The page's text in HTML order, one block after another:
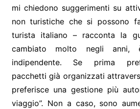
mi chiedono suggerimenti su
non turistiche che si possono
turista italiano – racconta la
cambiato molto negli anni,
indipendente. Se prima
pacchetti già organizzati
preferisce una gestione più
viaggio”. Non a caso, sono